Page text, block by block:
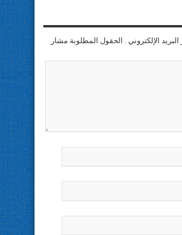
الإلكتروني . الحقول المطلوبة مشار